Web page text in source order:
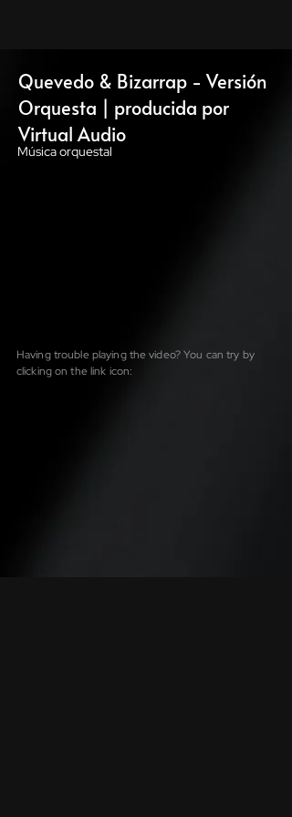
Quevedo & Bizarrap - Versión
Orquesta | producida por
Virtual Audio
Música orquestal
Having trouble playing the video? You can try by
clicking on the link icon: